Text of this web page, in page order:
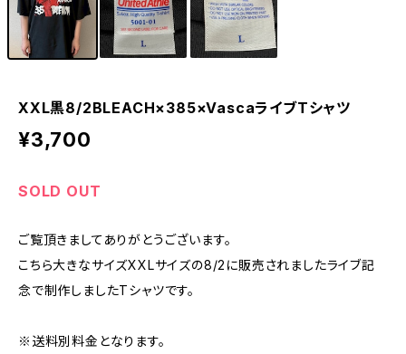
XXL黒8/2BLEACH×385×VascaライブTシャツ
¥3,700
SOLD OUT
ご覧頂きましてありがとうございます。
こちら大きなサイズXXLサイズの8/2に販売されましたライブ記
念で制作しましたTシャツです。
※送料別料金となります。